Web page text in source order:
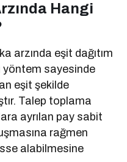
Hangi
arzında eşit dağıtım
sayesinde
eşit şekilde
Talep toplama
ayrılan pay sabit
rağmen
alabilmesine